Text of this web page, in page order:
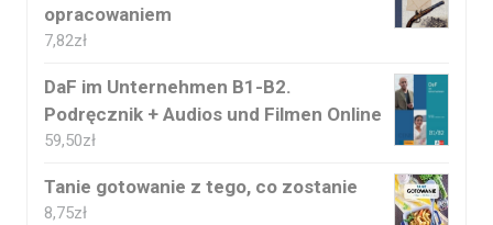
opracowaniem
7,82zł
DaF im Unternehmen B1-B2.
Podręcznik + Audios und Filmen Online
59,50zł
Tanie gotowanie z tego, co zostanie
8,75zł